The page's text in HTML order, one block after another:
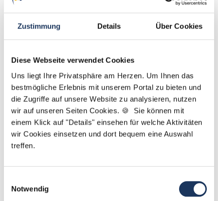
Zustimmung Details Über Cookies
Diese Webseite verwendet Cookies
Uns liegt Ihre Privatsphäre am Herzen. Um Ihnen das
bestmögliche Erlebnis mit unserem Portal zu bieten und
die Zugriffe auf unsere Website zu analysieren, nutzen
wir auf unseren Seiten Cookies. 🍪 Sie können mit
einem Klick auf "Details" einsehen für welche Aktivitäten
wir Cookies einsetzen und dort bequem eine Auswahl
treffen.
Notwendig
Elvan Eskitürk
Ansprechpartnerin
Sie suchen eine neue Herausforderung in der
Zahnmedizin? Gemeinsam finden wir die passende
Praxis für Sie. Bei Fragen zu Ihrem Profil oder
unseren Stellen bin ich gerne für Sie da!
Jetzt zur kostenlosen Stellenanfrage
Kontakt
Tel.: +49 (0) 521 / 911 730 42